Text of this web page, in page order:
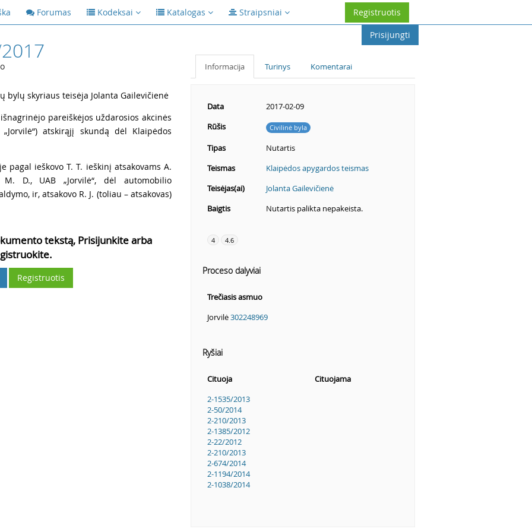
Forumas Kodeksai Katalogas Straipsniai
Registruotis
Prisijungti
bylų skyriaus teisėja Jolanta Gailevičienė
pareiškėjos uždarosios akcinės
atskirąjį skundą dėl Klaipėdos
pagal ieškovo T. T. ieškinį atsakovams A.
D., UAB „Jorvilė“, dėl automobilio
ir, atsakovo R. J. (toliau – atsakovas)
tekstą, Prisijunkite arba
Registruotis
Informacija Turinys Komentarai
Data
2017-02-09
Rūšis
Civilinė byla
Tipas
Nutartis
Teismas
Klaipėdos apygardos teismas
Teisėjas(ai)
Jolanta Gailevičienė
Baigtis
Nutartis palikta nepakeista.
4 4.6
Proceso dalyviai
Trečiasis asmuo
Jorvilė302248969
Ryšiai
Cituoja
Cituojama
2-1535/2013
2-50/2014
2-210/2013
2-1385/2012
2-22/2012
2-210/2013
2-674/2014
2-1194/2014
2-1038/2014